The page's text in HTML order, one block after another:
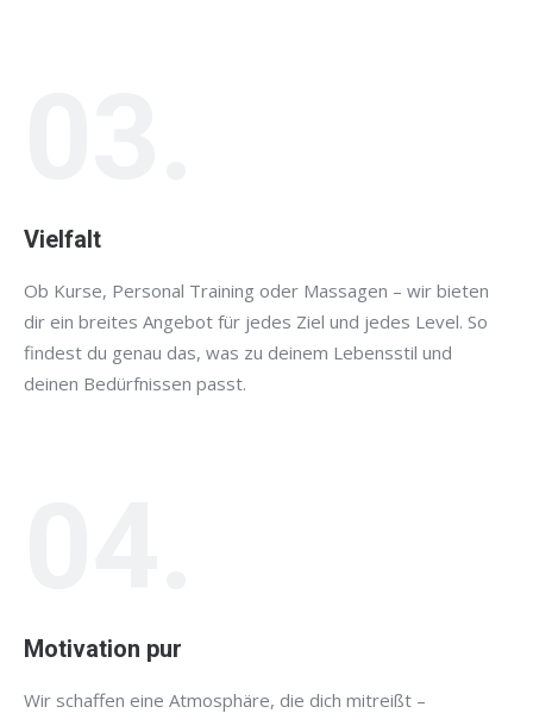
Vielfalt
Ob Kurse, Personal Training oder Massagen – wir bieten
dir ein breites Angebot für jedes Ziel und jedes Level. So
findest du genau das, was zu deinem Lebensstil und
deinen Bedürfnissen passt.
Motivation pur
Wir schaffen eine Atmosphäre, die dich mitreißt –